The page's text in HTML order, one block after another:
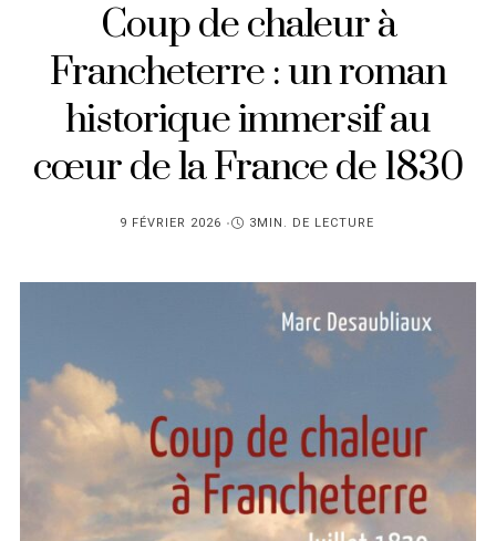
Coup de chaleur à
Francheterre : un roman
historique immersif au
cœur de la France de 1830
PUBLIÉ
9 FÉVRIER 2026 3MIN. DE LECTURE